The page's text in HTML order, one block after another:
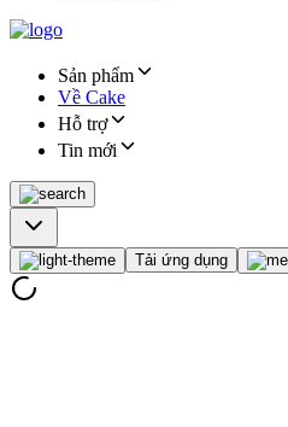
Sản phẩm
Về Cake
Hỗ trợ
Tin mới
Tải ứng dụng